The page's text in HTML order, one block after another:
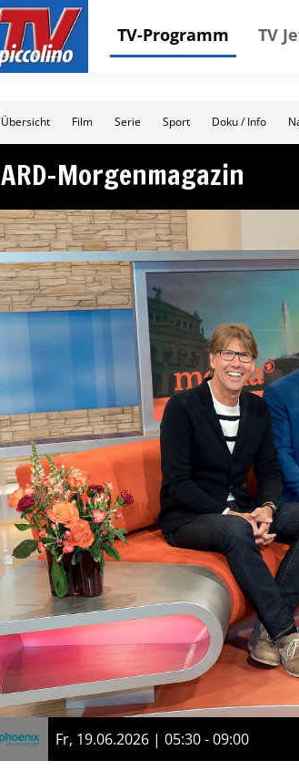
TV-Programm TV
Übersicht Film Serie Sport Doku / Info
ARD-Morgenmagazin
Fr, 19.06.2026 | 05:30 - 09:00